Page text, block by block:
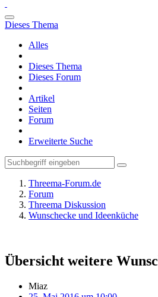
Dieses Thema
Alles
Dieses Thema
Dieses Forum
Artikel
Seiten
Forum
Erweiterte Suche
Threema-Forum.de
Forum
Threema Diskussion
Wunschecke und Ideenküche
Übersicht weitere
Miaz